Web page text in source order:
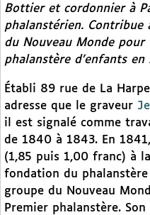
Bottier et cordonnier à
phalanstérien.
du Nouveau Mondepour
phalanstère d’enfants en
Établi 89 rue de La
adresse que le graveur
il est signalé comme
de 1840 à 1843. En
(1,85 puis 1,00 franc) à
fondation du
groupe du Nouveau
Premier phalanstère. Son